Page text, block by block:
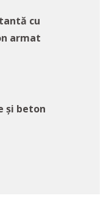
cu
armat
și beton